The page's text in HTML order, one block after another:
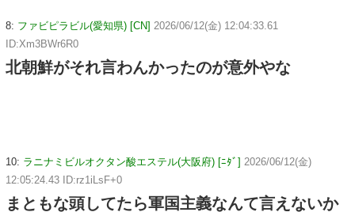
8: ファビピラビル(愛知県) [CN] 2026/06/12(金) 12:04:33.61
ID:Xm3BWr6R0
北朝鮮がそれ言わんかったのが意外やな
10: ラニナミビルオクタン酸エステル(大阪府) [ﾆﾀﾞ] 2026/06/12(金)
12:05:24.43 ID:rz1iLsF+0
まともな頭してたら軍国主義なんて言えないか